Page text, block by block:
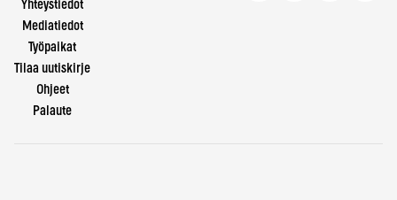
Yhteystiedot
Mediatiedot
Työpaikat
Tilaa uutiskirje
Ohjeet
Palaute